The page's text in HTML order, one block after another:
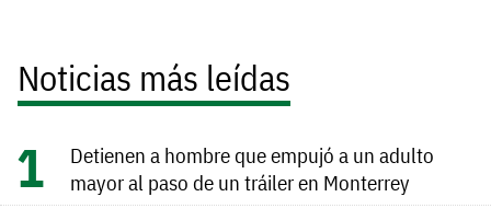
Noticias más leídas
Detienen a hombre que empujó a un adulto
mayor al paso de un tráiler en Monterrey